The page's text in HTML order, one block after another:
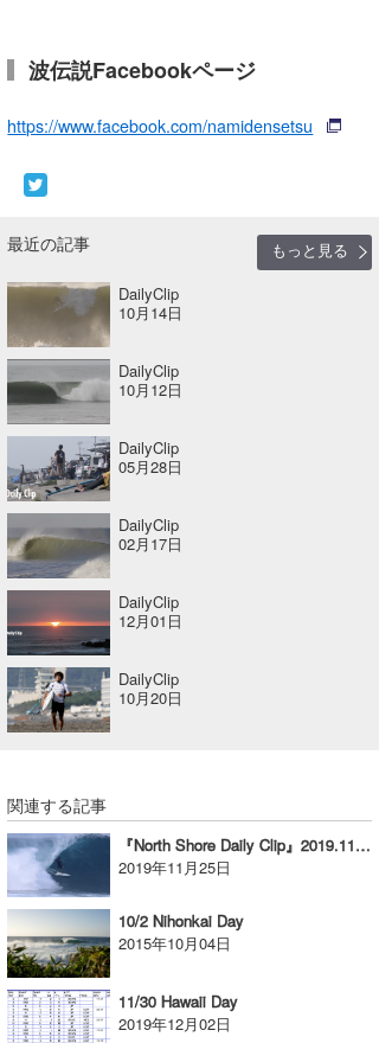
波伝説Facebookページ
https://www.facebook.com/namidensetsu
最近の記事
もっと見る
DailyClip
10月14日
DailyClip
10月12日
DailyClip
05月28日
DailyClip
02月17日
DailyClip
12月01日
DailyClip
10月20日
関連する記事
『North Shore Daily Clip』2019.11.24 @ PIPELINE vol.1
2019年11月25日
10/2 Nihonkai Day
2015年10月04日
11/30 Hawaii Day
2019年12月02日
Yasunari Inoue
Yoshiyuki Obata
CBA Films
熊谷素子
Colors MAGAZINE
WAVAL
福島寿実子
中浦“JET”章
田原啓江
植村未来
NOBUFUKU
大野”MAR”修聖
喜納海人
波伝説スタッフ
☆加藤
chan-U
ECE
G◎Da
H
KID
KY
MIN
mitz
OYZ
Soulman
VAGY
waka☆=
YUKI☆
たっちー
波伝説